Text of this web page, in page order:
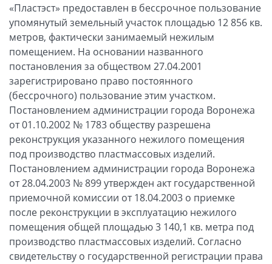
«Пластэст» предоставлен в бессрочное пользование
упомянутый земельный участок площадью 12 856 кв.
метров, фактически занимаемый нежилым
помещением. На основании названного
постановления за обществом 27.04.2001
зарегистрировано право постоянного
(бессрочного) пользование этим участком.
Постановлением администрации города Воронежа
от 01.10.2002 № 1783 обществу разрешена
реконструкция указанного нежилого помещения
под производство пластмассовых изделий.
Постановлением администрации города Воронежа
от 28.04.2003 № 899 утвержден акт государственной
приемочной комиссии от 18.04.2003 о приемке
после реконструкции в эксплуатацию нежилого
помещения общей площадью 3 140,1 кв. метра под
производство пластмассовых изделий. Согласно
свидетельству о государственной регистрации права